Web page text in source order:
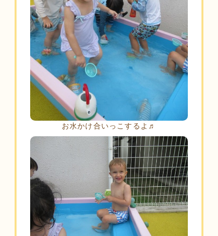
お水かけ合いっこするよ♬